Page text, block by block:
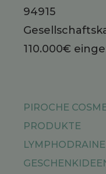
94915
110.000€
PIROCHE
PRODUKTE